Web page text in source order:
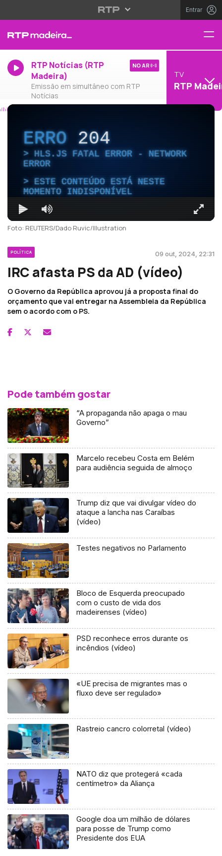
Entrar
RTP Notícias (RTP
Madeira)
Emissão em simultâneo com RTP
Notícias
NO AR
TV
RTP
ERRO204
HLS.JS FATAL ERROR - NETWORK
ERROR
ESTE CONTEÚDO ESTÁ NESTE
MOMENTO INDISPONÍVEL
Foto: REUTERS/Dado Ruvic/Illustration
POLÍTICA 09 out, 2024, 22:31
IRC afasta PS da AD (vídeo)
O Governo da República aprovou já a proposta final do
orçamento que vai entregar na Assembleia da República
sem o acordo com o PS.
Pode também gostar
“A propaganda não apaga o mau
Governo”
Marcelo recebeu Costa em Belém
para audiência seguida de almoço
Trump diz que vai divulgar vídeo do
ataque a lancha nas Caraíbas
(vídeo)
Testes negativos no Parlamento
Bloco de Esquerda preocupado
com o custo de vida dos
madeirenses (vídeo)
PSD reconhece erros durante os
incêndios (vídeo)
«UE precisa de migrantes mas o
fluxo deve ser regulado»
Rastreio cancro colorretal (vídeo)
NATO diz que protegerá «cada
centímetro» da Aliança
Google doa um milhão de dólares
para posse de Trump como
Presidente dos EUA